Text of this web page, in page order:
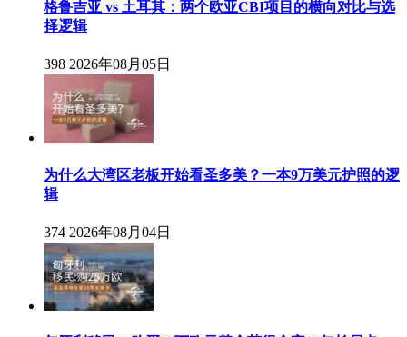
格鲁吉亚 vs 土耳其：两个欧亚CBI项目的横向对比与选
择逻辑
398 2026年08月05日
为什么大湾区老板开始看圣多美？一本9万美元护照的逻
辑
374 2026年08月04日